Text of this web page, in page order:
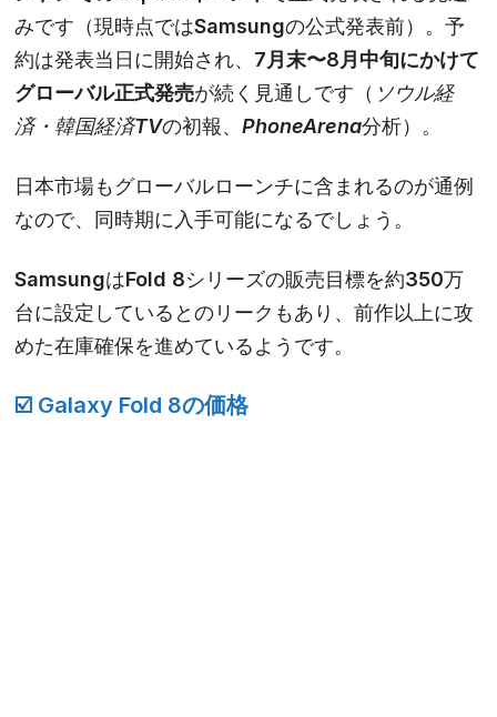
みです（現時点ではSamsungの公式発表前）。予
約は発表当日に開始され、 7月末〜8月中旬にかけて
グローバル正式発売が続く見通しです（ ソウル経
済・韓国経済TVの初報、 PhoneArena分析）。
日本市場もグローバルローンチに含まれるのが通例
なので、同時期に入手可能になるでしょう。
SamsungはFold 8シリーズの販売目標を約350万
台に設定しているとのリークもあり、前作以上に攻
めた在庫確保を進めているようです。
☑️ Galaxy Fold 8の価格